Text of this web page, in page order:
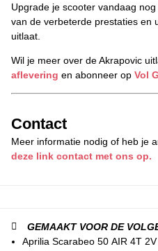
Upgrade je scooter vandaag
van de verbeterde prestaties en
uitlaat.
Wil je meer over de Akrapovic
aflevering en abonneer op Vol
Contact
Meer informatie nodig of heb je
deze link contact met ons op.
GEMAAKT VOOR DE
Aprilia Scarabeo 50 AIR 4T